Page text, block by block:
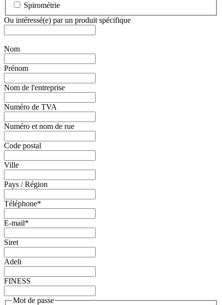
Spirométrie
Ou intéressé(e) par un produit spécifique
Nom
Prénom
Nom de l'entreprise
Numéro de TVA
Numéro et nom de rue
Code postal
Ville
Pays / Région
Téléphone*
E-mail*
Siret
Adeli
FINESS
Mot de passe